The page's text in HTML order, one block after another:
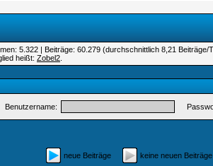
5.322 | Beiträge: 60.279 (durchschnittlich 8,21 Beiträge/
heißt: Zobel2
Benutzername:
neue Beiträge keine neuen